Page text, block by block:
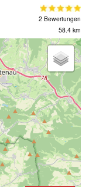
2 Bewertungen
58.4 km